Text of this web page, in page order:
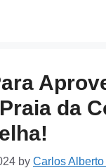
da
by Carlos